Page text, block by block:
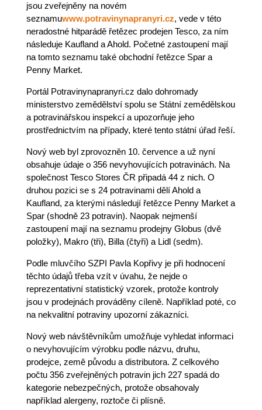
jsou zveřejněny na novém
seznamuwww.potravinynapranyri.cz, vede v této
neradostné hitparádě řetězec prodejen Tesco, za ním
následuje Kaufland a Ahold. Početné zastoupení mají
na tomto seznamu také obchodní řetězce Spar a
Penny Market.
Portál Potravinynapranyri.cz dalo dohromady
ministerstvo zemědělství spolu se Státní zemědělskou
a potravinářskou inspekcí a upozorňuje jeho
prostřednictvím na případy, které tento státní úřad řeší.
Nový web byl zprovozněn 10. července a už nyní
obsahuje údaje o 356 nevyhovujících potravinách. Na
společnost Tesco Stores ČR připadá 44 z nich. O
druhou pozici se s 24 potravinami dělí Ahold a
Kaufland, za kterými následují řetězce Penny Market a
Spar (shodně 23 potravin). Naopak nejmenší
zastoupení mají na seznamu prodejny Globus (dvě
položky), Makro (tři), Billa (čtyři) a Lidl (sedm).
Podle mluvčího SZPI Pavla Kopřivy je při hodnocení
těchto údajů třeba vzít v úvahu, že nejde o
reprezentativní statistický vzorek, protože kontroly
jsou v prodejnách prováděny cíleně. Například poté, co
na nekvalitní potraviny upozorní zákazníci.
Nový web návštěvníkům umožňuje vyhledat informaci
o nevyhovujícím výrobku podle názvu, druhu,
prodejce, země původu a distributora. Z celkového
počtu 356 zveřejněných potravin jich 227 spadá do
kategorie nebezpečných, protože obsahovaly
například alergeny, roztoče či plísně.